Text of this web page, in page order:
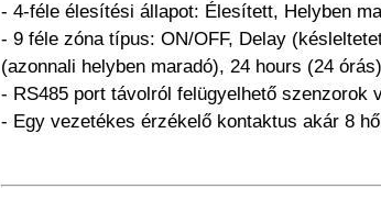
- 4-féle élesítési állapot: Élesített, Helyben
- 9 féle zóna típus: ON/OFF, Delay
(azonnali helyben maradó), 24 hours (24
- RS485 port távolról felügyelhető
- Egy vezetékes érzékelő kontaktus akár 8